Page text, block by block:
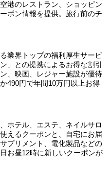
港のレストラン、ショッピン
ポン情報を提供。旅行前のチ
業界トップの福利厚生サービ
」との提携によるお得な割引
、映画、レジャー施設が優待
490円で年間10万円以上お得
ホテル、エステ、ネイルサロ
えるクーポンと、自宅にお届
プリメント、電化製品などの
お昼12時に新しいクーポンが